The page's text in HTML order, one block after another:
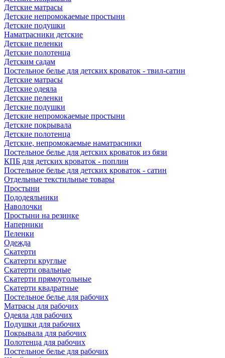
Детские матрасы
Детские непромокаемые простыни
Детские подушки
Наматрасники детские
Детские пеленки
Детские полотенца
Детским садам
Постельное белье для детских кроваток - твил-сатин
Детские матрасы
Детские одеяла
Детские пеленки
Детские подушки
Детские непромокаемые простыни
Детские покрывала
Детские полотенца
Детские, непромокаемые наматрасники
Постельное белье для детских кроваток из бязи
КПБ для детских кроваток - поплин
Постельное белье для детских кроваток - сатин
Отдельные текстильные товары
Простыни
Пододеяльники
Наволочки
Простыни на резинке
Наперники
Пеленки
Одежда
Скатерти
Скатерти круглые
Скатерти овальные
Скатерти прямоугольные
Скатерти квадратные
Постельное белье для рабочих
Матрасы для рабочих
Одеяла для рабочих
Подушки для рабочих
Покрывала для рабочих
Полотенца для рабочих
Постельное белье для рабочих